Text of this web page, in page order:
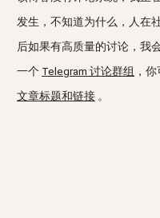
发生，不知道为什么，人在
后如果有高质量的讨论，我
一个 Telegram 讨论群组 ，
文章标题和链接 。